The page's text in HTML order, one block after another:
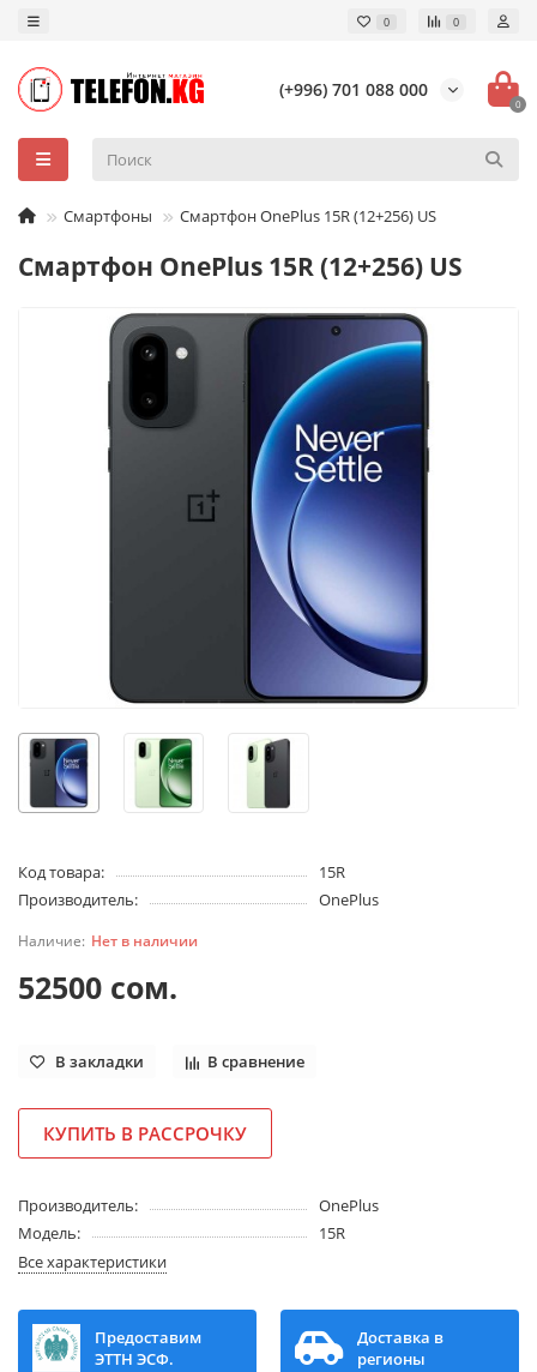
0 0
(+996) 701 088 000
0
Смартфоны Смартфон OnePlus 15R (12+256) US
Смартфон OnePlus 15R (12+256) US
Код товара:
15R
Производитель:
OnePlus
Нет в наличии
52500 сом.
В закладки В сравнение
КУПИТЬ В РАССРОЧКУ
Производитель:
OnePlus
Модель:
15R
Все характеристики
Предоставим
ЭТТН ЭСФ.
Доставка в
регионы